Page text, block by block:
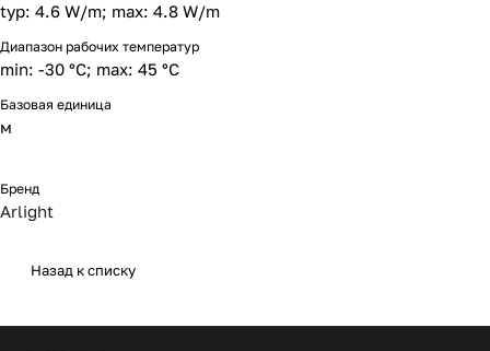
typ: 4.6 W/m; max: 4.8 W/m
Диапазон рабочих температур
min: -30 °C; max: 45 °C
Базовая единица
м
Бренд
Arlight
Назад к списку